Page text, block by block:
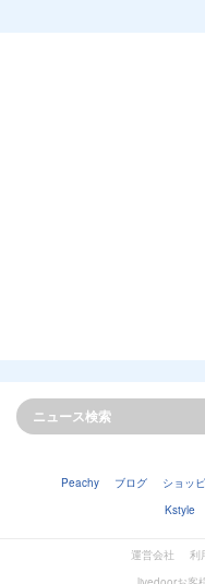
Peachy ブログ ショッ
Kstyle
運営会社 利